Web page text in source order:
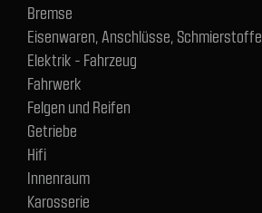
Bremse
Eisenwaren, Anschlüsse, Schmierstoffe
Elektrik - Fahrzeug
Fahrwerk
Felgen und Reifen
Getriebe
Hifi
Innenraum
Karosserie